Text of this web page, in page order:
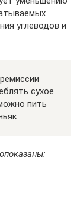
углеводов и
сухое
пить